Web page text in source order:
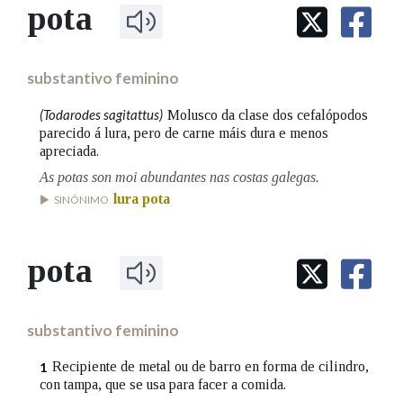
IDENTIDADE CORPORATIVA
MARCIAL DEL ADALID
FIGURAS HOMENAXEADAS
PRIMAVERA DAS LETRAS
PORTAL DAS PALABRAS
Facebook
TwitterYoutubeInstagram
Bluesky
BUSCAR NOS LEMAS
Remata por
Contén
BUSCAR NO CONTIDO
Nos exemplos
pota
substantivo feminino
(Todarodes sagitattus) Molusco da clase dos cefalópodos
parecido á lura, pero de carne máis dura e menos
apreciada.
As potas son moi abundantes nas costas galegas.
SINÓNIMO lura pota
pota
substantivo feminino
1 Recipiente de metal ou de barro en forma de cilindro,
con tampa, que se usa para facer a comida.